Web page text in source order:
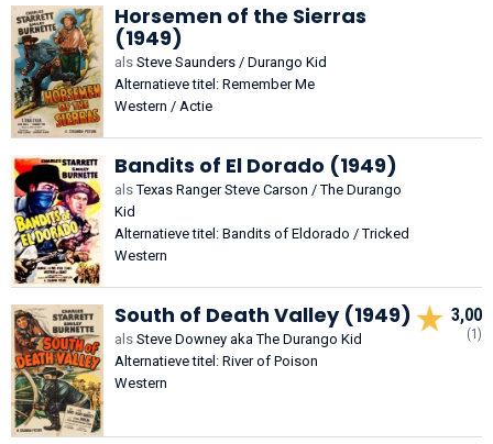
Horsemen of the Sierras
(1949)
als Steve Saunders / Durango Kid
Alternatieve titel: Remember Me
Western / Actie
Bandits of El Dorado (1949)
alsTexas Ranger Steve Carson / The Durango
Kid
Alternatieve titel: Bandits of Eldorado / Tricked
Western
South of Death Valley (1949)
als Steve Downey aka The Durango Kid
Alternatieve titel: River of Poison
Western
3,00
(1)